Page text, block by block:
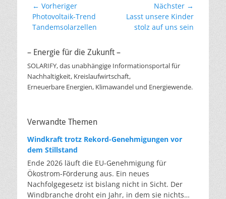
Beitragsnavigation
← Vorheriger
Vorheriger
Beitrag:
Photovoltaik-Trend
Tandemsolarzellen
Nächster →
Nächster
Beitrag:
Lasst unsere Kinder
stolz auf uns sein
– Energie für die Zukunft –
SOLARIFY, das unabhängige Informationsportal für
Nachhaltigkeit, Kreislaufwirtschaft,
Erneuerbare Energien, Klimawandel und Energiewende.
Verwandte Themen
Windkraft trotz Rekord-Genehmigungen vor
dem Stillstand
Ende 2026 läuft die EU-Genehmigung für
Ökostrom-Förderung aus. Ein neues
Nachfolgegesetz ist bislang nicht in Sicht. Der
Windbranche droht ein Jahr, in dem sie nichts